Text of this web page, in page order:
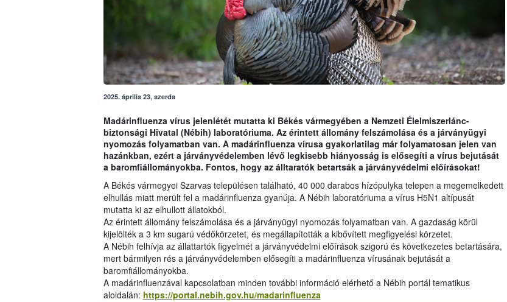
2025. április 23, szerda
Madárinfluenza vírus jelenlétét mutatta ki Békés vármegyében a Nemzeti Élelmiszerlánc-
biztonsági Hivatal (Nébih) laboratóriuma. Az érintett állomány felszámolása és a járványügyi
nyomozás folyamatban van. A madárinfluenza vírusa gyakorlatilag már folyamatosan jelen van
hazánkban, ezért a járványvédelemben lévő legkisebb hiányosság is elősegíti a vírus bejutását
a baromfiállományokba. Fontos, hogy az álltaratók betartsák a járványvédelmi előírásokat!
A Békés vármegyei Szarvas településen található, 40 000 darabos hízópulyka telepen a megemelkedett
elhullás miatt merült fel a madárinfluenza gyanúja. A Nébih laboratóriuma a vírus H5N1 altípusát
mutatta ki az elhullott állatokból.
Az érintett állomány felszámolása és a járványügyi nyomozás folyamatban van. A gazdaság körül
kijelölték a 3 km sugarú védőkörzetet, és megállapították a kibővített megfigyelési körzetet.
A Nébih felhívja az állattartók figyelmét a járványvédelmi előírások szigorú és következetes betartására,
mert bármilyen rés a járványvédelemben elősegíti a madárinfluenza vírusának bejutását a
baromfiállományokba.
A madárinfluenzával kapcsolatban minden további információ elérhető a Nébih portál tematikus
aloldalán: https://portal.nebih.gov.hu/madarinfluenza